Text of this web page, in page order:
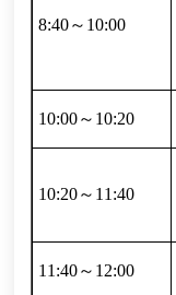
8:40～10:00
10:00～10:20
10:20～11:40
11:40～12:00